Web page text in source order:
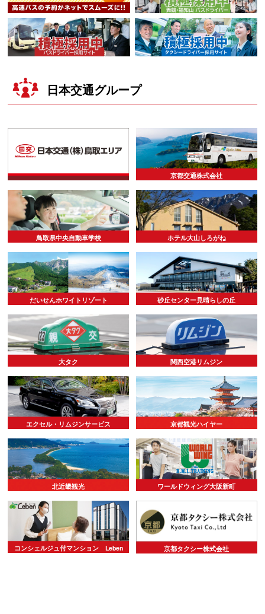
日本交通グループ
京都交通株式会社
鳥取県中央自動車学校 ホテル大山しろがね
だいせんホワイトリゾート 砂丘センター見晴らしの丘
大タク 関西空港リムジン
エクセル・リムジンサービス 京都観光ハイヤー
北近畿観光 ワールドウィング大阪新町
コンシェルジュ付マンション Leben 京都タクシー株式会社